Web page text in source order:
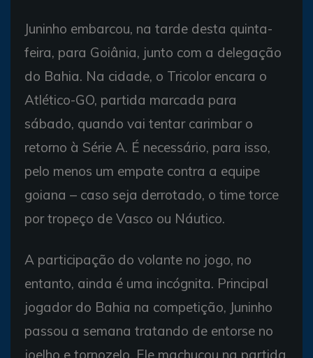
Juninho embarcou, na tarde desta quinta-
feira, para Goiânia, junto com a delegação
do Bahia. Na cidade, o Tricolor encara o
Atlético-GO, partida marcada para
sábado, quando vai tentar carimbar o
retorno à Série A. É necessário, para isso,
pelo menos um empate contra a equipe
goiana – caso seja derrotado, o time torce
por tropeço de Vasco ou Náutico.
A participação do volante no jogo, no
entanto, ainda é uma incógnita. Principal
jogador do Bahia na competição, Juninho
passou a semana tratando de entorse no
joelho e tornozelo. Ele machucou na partida